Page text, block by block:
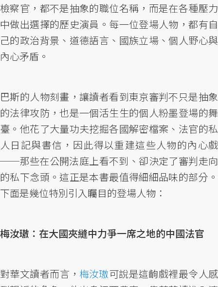
檢察官，都不是抽象的職位名稱，而是在各種壓力
中做出選擇的歷史演員。每一位登場人物，都有自
己的政治背景、道德語言、國族立場、個人野心與
內心矛盾。
巴斯的人物刻畫，讓讀者看到東京審判不只是抽象
的法律攻防，也是一個活生生的個人粉墨登場的舞
臺。他花了大量功夫挖掘各國解密檔案、法官的私
人日記與書信，因此得以重建這些人物的內心戲
──那些在公開法庭上看不到、卻決定了審判走向
的私下念頭。這正是本書最值得細細品味的部分。
下面是幾位特別引入矚目的登場人物：
梅汝璈：在大國夾縫中力爭一席之地的中國法官
對華文讀者而言， 梅汝璈可說是這齣戲裡最令人感